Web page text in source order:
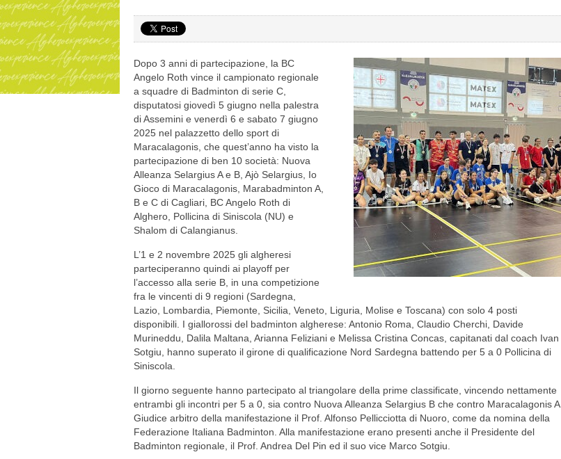
Dopo 3 anni di partecipazione, la BC
Angelo Roth vince il campionato regionale
a squadre di Badminton di serie C,
disputatosi giovedì 5 giugno nella palestra
di Assemini e venerdì 6 e sabato 7 giugno
2025 nel palazzetto dello sport di
Maracalagonis, che quest’anno ha visto la
partecipazione di ben 10 società: Nuova
Alleanza Selargius A e B, Ajò Selargius, Io
Gioco di Maracalagonis, Marabadminton A,
B e C di Cagliari, BC Angelo Roth di
Alghero, Pollicina di Siniscola (NU) e
Shalom di Calangianus.
L’1 e 2 novembre 2025 gli algheresi
parteciperanno quindi ai playoff per
l’accesso alla serie B, in una competizione
fra le vincenti di 9 regioni (Sardegna,
Lazio, Lombardia, Piemonte, Sicilia, Veneto, Liguria, Molise e Toscana) con solo 4 posti
disponibili. I giallorossi del badminton algherese: Antonio Roma, Claudio Cherchi, Davide
Murineddu, Dalila Maltana, Arianna Feliziani e Melissa Cristina Concas, capitanati dal coach Ivan
Sotgiu, hanno superato il girone di qualificazione Nord Sardegna battendo per 5 a 0 Pollicina di
Siniscola.
Il giorno seguente hanno partecipato al triangolare della prime classificate, vincendo nettamente
entrambi gli incontri per 5 a 0, sia contro Nuova Alleanza Selargius B che contro Maracalagonis A.
Giudice arbitro della manifestazione il Prof. Alfonso Pellicciotta di Nuoro, come da nomina della
Federazione Italiana Badminton. Alla manifestazione erano presenti anche il Presidente del
Badminton regionale, il Prof. Andrea Del Pin ed il suo vice Marco Sotgiu.